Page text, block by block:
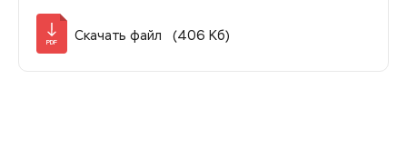
PDF
Скачать файл (406 Кб)